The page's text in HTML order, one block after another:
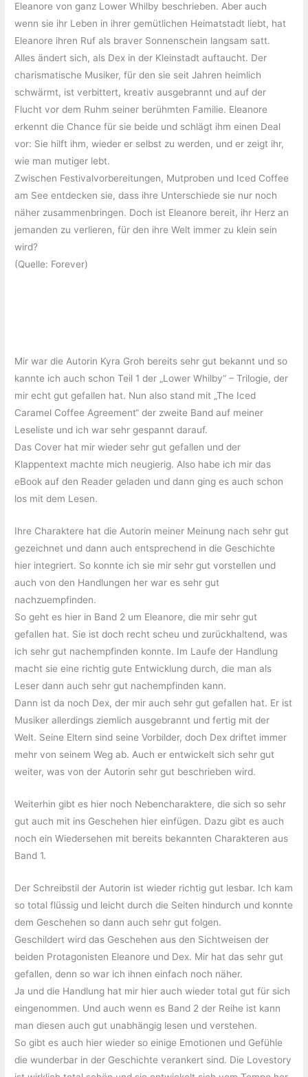
Eleanore von ganz Lower Whilby beschrieben. Aber auch
wenn sie ihr Leben in ihrer gemütlichen Heimatstadt liebt, hat
Eleanore ihren Ruf als braver Sonnenschein langsam satt.
Alles ändert sich, als Dex in der Kleinstadt auftaucht. Der
charismatische Musiker, für den sie seit Jahren heimlich
schwärmt, ist verbittert, kreativ ausgebrannt und auf der
Flucht vor dem Ruhm seiner berühmten Familie. Eleanore
erkennt die Chance für sie beide und schlägt ihm einen Deal
vor: Sie hilft ihm, wieder er selbst zu werden, und er zeigt ihr,
wie man mutiger lebt.
Zwischen Festivalvorbereitungen, Mutproben und Iced Coffee
am See entdecken sie, dass ihre Unterschiede sie nur noch
näher zusammenbringen. Doch ist Eleanore bereit, ihr Herz an
jemanden zu verlieren, für den ihre Welt immer zu klein sein
wird?
(Quelle: Forever)
Mir war die Autorin Kyra Groh bereits sehr gut bekannt und so
kannte ich auch schon Teil 1 der „Lower Whilby“ – Trilogie, der
mir echt gut gefallen hat. Nun also stand mit „The Iced
Caramel Coffee Agreement“ der zweite Band auf meiner
Leseliste und ich war sehr gespannt darauf.
Das Cover hat mir wieder sehr gut gefallen und der
Klappentext machte mich neugierig. Also habe ich mir das
eBook auf den Reader geladen und dann ging es auch schon
los mit dem Lesen.
Ihre Charaktere hat die Autorin meiner Meinung nach sehr gut
gezeichnet und dann auch entsprechend in die Geschichte
hier integriert. So konnte ich sie mir sehr gut vorstellen und
auch von den Handlungen her war es sehr gut
nachzuempfinden.
So geht es hier in Band 2 um Eleanore, die mir sehr gut
gefallen hat. Sie ist doch recht scheu und zurückhaltend, was
ich sehr gut nachempfinden konnte. Im Laufe der Handlung
macht sie eine richtig gute Entwicklung durch, die man als
Leser dann auch sehr gut nachempfinden kann.
Dann ist da noch Dex, der mir auch sehr gut gefallen hat. Er ist
Musiker allerdings ziemlich ausgebrannt und fertig mit der
Welt. Seine Eltern sind seine Vorbilder, doch Dex driftet immer
mehr von seinem Weg ab. Auch er entwickelt sich sehr gut
weiter, was von der Autorin sehr gut beschrieben wird.
Weiterhin gibt es hier noch Nebencharaktere, die sich so sehr
gut auch mit ins Geschehen hier einfügen. Dazu gibt es auch
noch ein Wiedersehen mit bereits bekannten Charakteren aus
Band 1.
Der Schreibstil der Autorin ist wieder richtig gut lesbar. Ich kam
so total flüssig und leicht durch die Seiten hindurch und konnte
dem Geschehen so dann auch sehr gut folgen.
Geschildert wird das Geschehen aus den Sichtweisen der
beiden Protagonisten Eleanore und Dex. Mir hat das sehr gut
gefallen, denn so war ich ihnen einfach noch näher.
Ja und die Handlung hat mir hier auch wieder total gut für sich
eingenommen. Und auch wenn es Band 2 der Reihe ist kann
man diesen auch gut unabhängig lesen und verstehen.
So gibt es auch hier wieder so einige Emotionen und Gefühle
die wunderbar in der Geschichte verankert sind. Die Lovestory